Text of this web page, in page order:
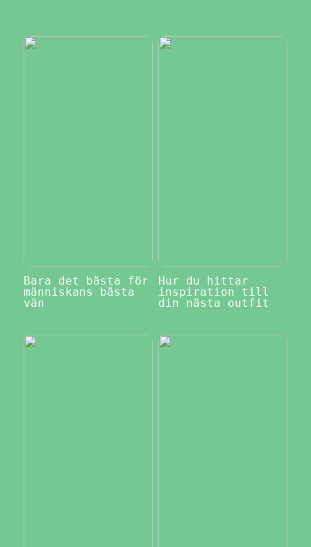
Bara det bästa för
människans bästa
vän
Hur du hittar
inspiration till
din nästa outfit